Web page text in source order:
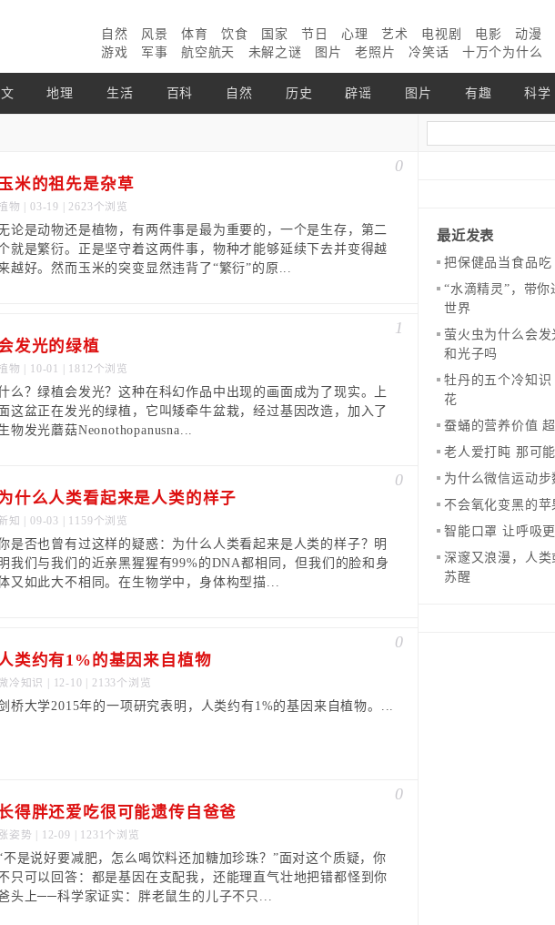
自然 风景 体育 饮食 国家 节日 心理 艺术 电视剧 电影
动漫
游戏
军事 航空航天 未解之谜 图片 老照片 冷笑话 十万个为什么
地理 生活 百科 自然 历史 辟谣 图片 有趣 科学
0
米的祖先是杂草
物 | 03-19 | 2623个浏览
论是动物还是植物，有两件事是最为重要的，一个是生存，第二
就是繁衍。正是坚守着这两件事，物种才能够延续下去并变得越
越好。然而玉米的突变显然违背了“繁衍”的原...
1
发光的绿植
物 | 10-01 | 1812个浏览
么？绿植会发光？这种在科幻作品中出现的画面成为了现实。上
这盆正在发光的绿植，它叫矮牵牛盆栽，经过基因改造，加入了
物发光蘑菇Neonothopanusna...
0
什么人类看起来是人类的样子
知 | 09-03 | 1159个浏览
是否也曾有过这样的疑惑：为什么人类看起来是人类的样子？明
我们与我们的近亲黑猩猩有99%的DNA都相同，但我们的脸和身
又如此大不相同。在生物学中，身体构型描...
0
类约有1%的基因来自植物
冷知识 | 12-10 | 2133个浏览
桥大学2015年的一项研究表明，人类约有1%的基因来自植物。...
0
得胖还爱吃很可能遗传自爸爸
姿势 | 12-09 | 1231个浏览
不是说好要减肥，怎么喝饮料还加糖加珍珠？”面对这个质疑，你
只可以回答：都是基因在支配我，还能理直气壮地把错都怪到你
头上──科学家证实：胖老鼠生的儿子不只...
最近发表
把保健品当食品
“水滴精灵”，带你
世界
萤火虫为什么会
和光子吗
牡丹的五个冷知识
花
蚕蛹的营养价值
老人爱打盹 那可
为什么微信运动
不会氧化变黑的苹
智能口罩 让呼吸
深邃又浪漫，人
苏醒